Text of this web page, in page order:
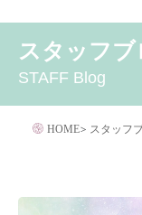
キ
その他の治療
アレルギー・
ク
2026年5月
2026年2月
スタッフブ
STAFF Blog
HOME> スタッフ